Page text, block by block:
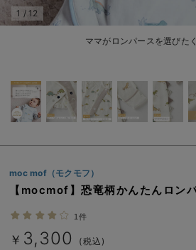
おむつ関連グッズ
快適機能ウェア特集 パジャマ
erbaviva（エルバビーバ）
ハレの日に着るANGELIEBEのセレモニー
買って正解！高評価レビューアイテム
親子コーデ｜ママとベビーにおすすめ！
便利な育児家電
Gift Selection 出産祝い
ママがロンパースを選びた
1 / 12
moc mof（モクモフ）
【mocmof】恐竜柄かんたんロン
1件
￥ 3,300 (税込)